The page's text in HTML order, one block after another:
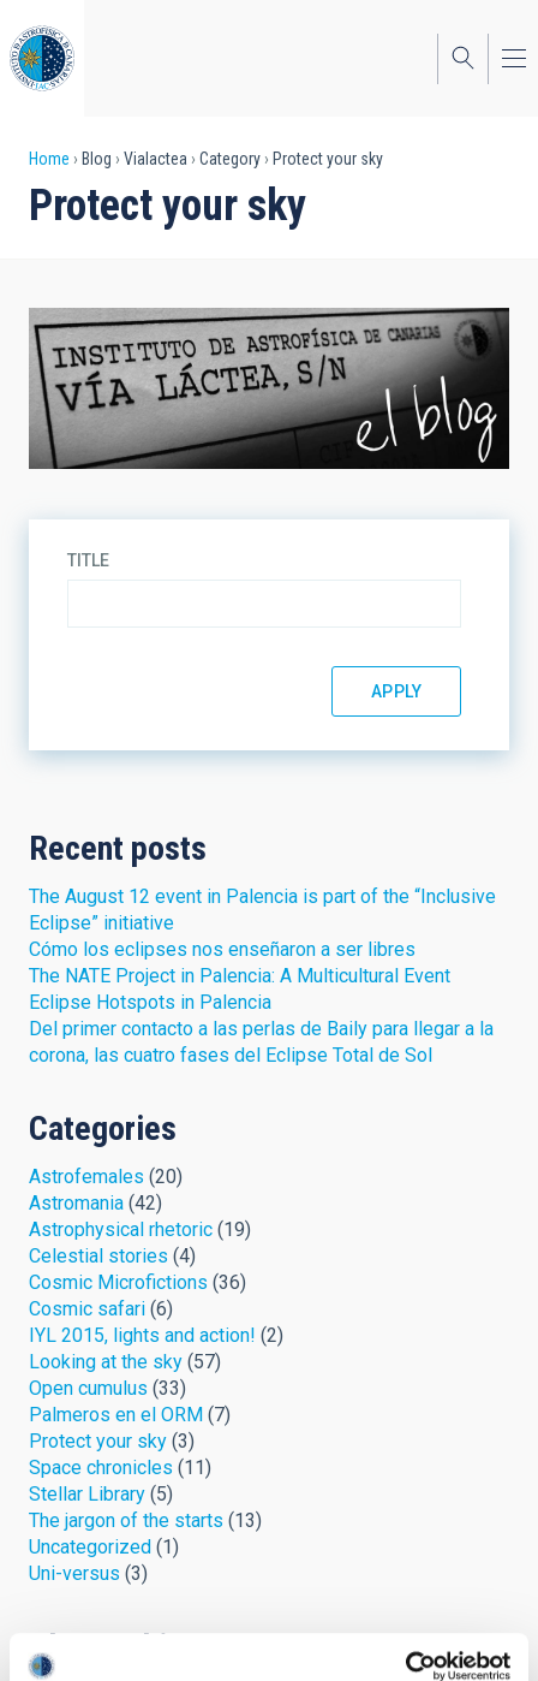
to
main
content
Breadcrumb
Home Blog Vialactea Category Protect your sky
Protect your sky
TITLE
Recent posts
The August 12 event in Palencia is part of the “Inclusive
Eclipse” initiative
Cómo los eclipses nos enseñaron a ser libres
The NATE Project in Palencia: A Multicultural Event
Eclipse Hotspots in Palencia
Del primer contacto a las perlas de Baily para llegar a la
corona, las cuatro fases del Eclipse Total de Sol
Categories
Astrofemales (20)
Astromania (42)
Astrophysical rhetoric (19)
Celestial stories (4)
Cosmic Microfictions (36)
Cosmic safari (6)
IYL 2015, lights and action! (2)
Looking at the sky (57)
Open cumulus (33)
Palmeros en el ORM (7)
Protect your sky (3)
Space chronicles (11)
Stellar Library (5)
The jargon of the starts (13)
Uncategorized (1)
Uni-versus (3)
Blog Archive